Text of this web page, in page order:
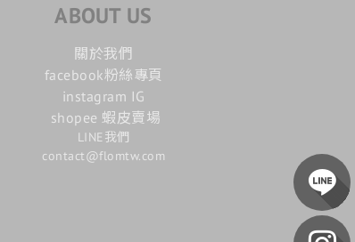
ABOUT US
關於我們
facebook粉絲專頁
instagram IG
shopee 蝦皮賣場
LINE我們
contact@flomtw.com